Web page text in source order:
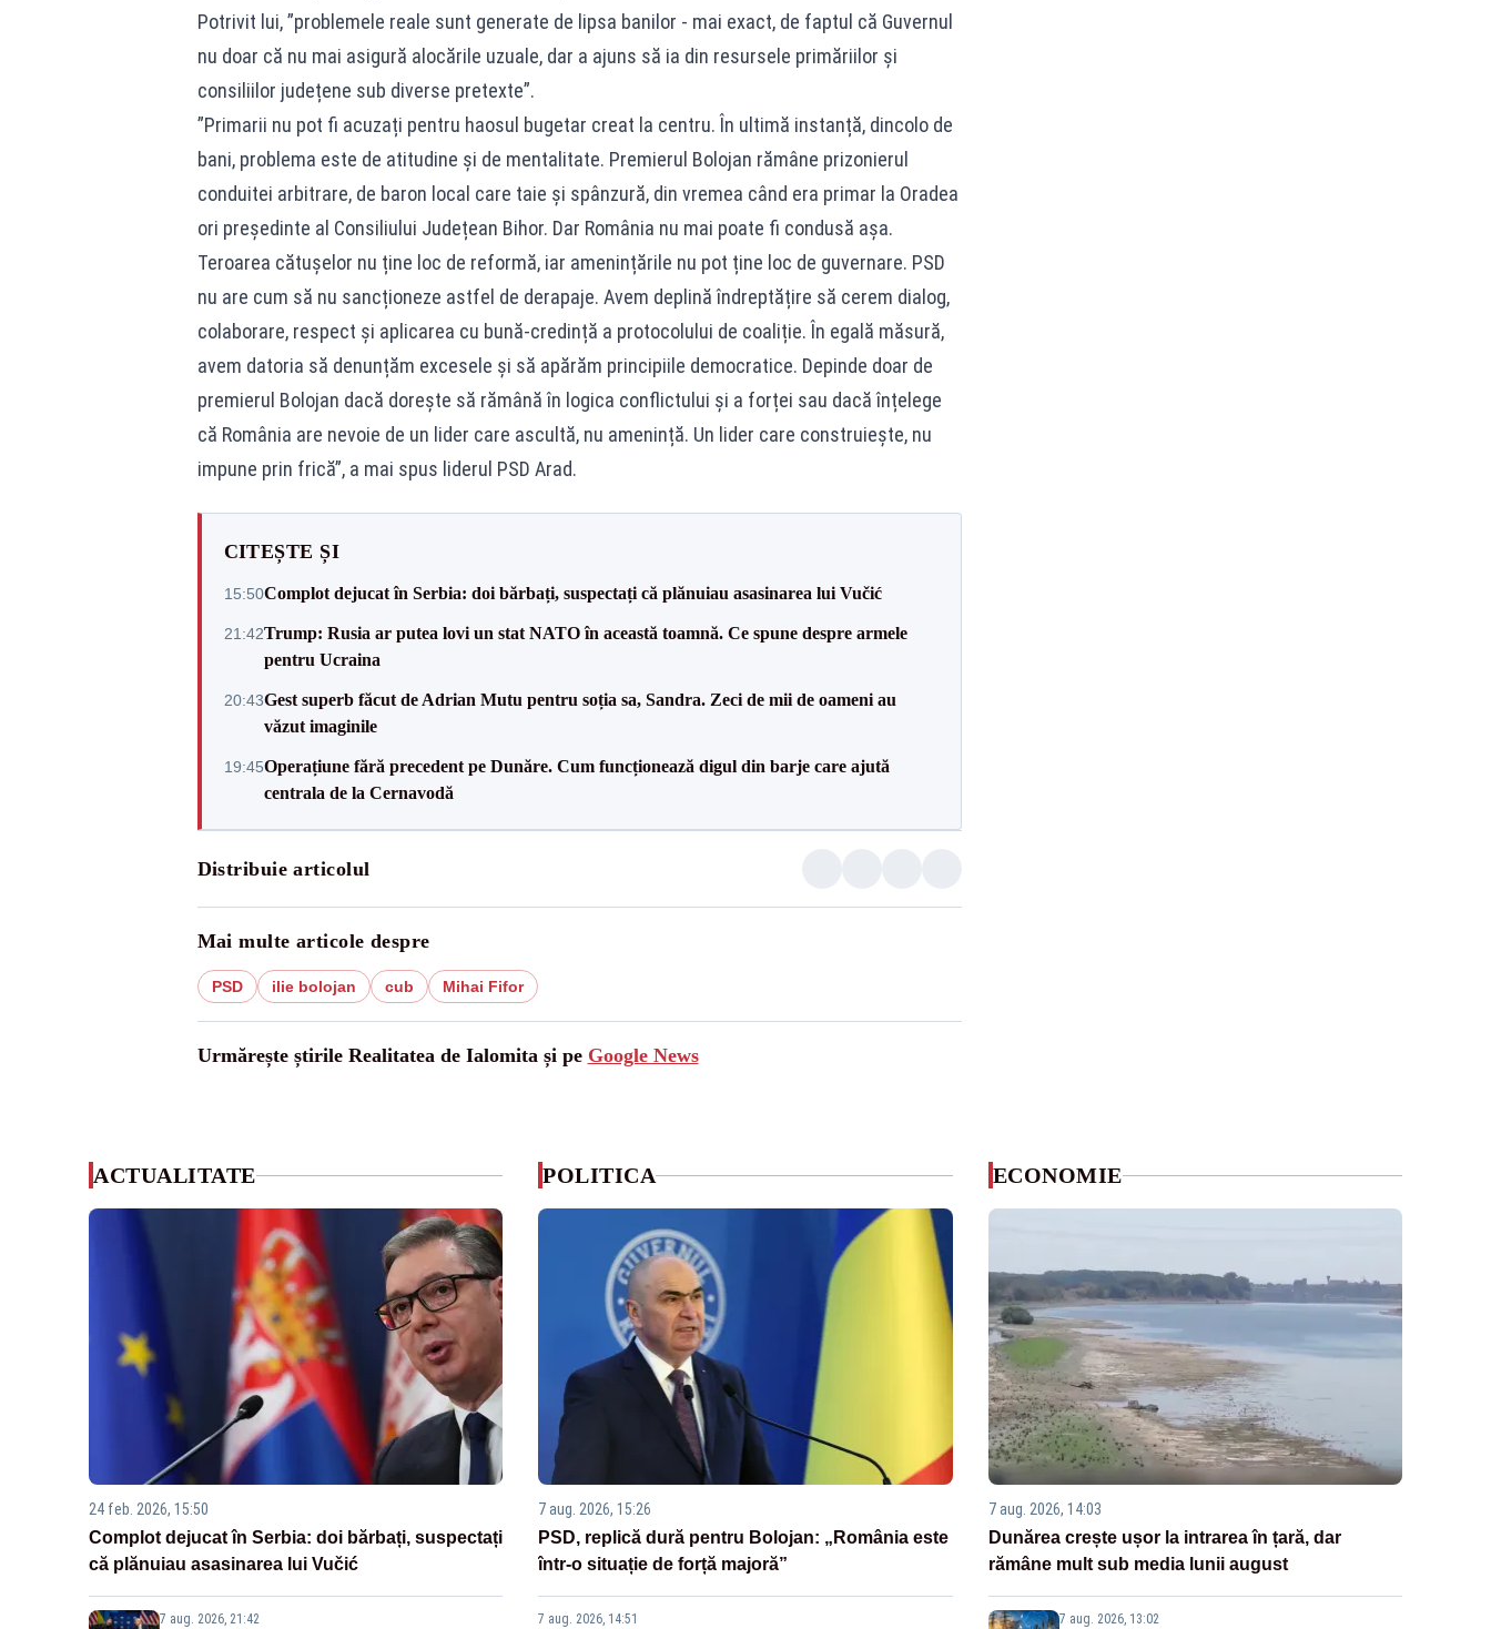
Potrivit lui, ”problemele reale sunt generate de lipsa banilor - mai exact, de faptul că Guvernul
nu doar că nu mai asigură alocările uzuale, dar a ajuns să ia din resursele primăriilor și
consiliilor județene sub diverse pretexte”.
”Primarii nu pot fi acuzați pentru haosul bugetar creat la centru. În ultimă instanță, dincolo de
bani, problema este de atitudine și de mentalitate. Premierul Bolojan rămâne prizonierul
conduitei arbitrare, de baron local care taie și spânzură, din vremea când era primar la Oradea
ori președinte al Consiliului Județean Bihor. Dar România nu mai poate fi condusă așa.
Teroarea cătușelor nu ține loc de reformă, iar amenințările nu pot ține loc de guvernare. PSD
nu are cum să nu sancționeze astfel de derapaje. Avem deplină îndreptățire să cerem dialog,
colaborare, respect și aplicarea cu bună-credință a protocolului de coaliție. În egală măsură,
avem datoria să denunțăm excesele și să apărăm principiile democratice. Depinde doar de
premierul Bolojan dacă dorește să rămână în logica conflictului și a forței sau dacă înțelege
că România are nevoie de un lider care ascultă, nu amenință. Un lider care construiește, nu
impune prin frică”, a mai spus liderul PSD Arad.
CITEȘTE ȘI
15:50Complot dejucat în Serbia: doi bărbați, suspectați că plănuiau asasinarea lui Vučić
21:42Trump: Rusia ar putea lovi un stat NATO în această toamnă. Ce spune despre armele
pentru Ucraina
20:43Gest superb făcut de Adrian Mutu pentru soția sa, Sandra. Zeci de mii de oameni au
văzut imaginile
19:45Operațiune fără precedent pe Dunăre. Cum funcționează digul din barje care ajută
centrala de la Cernavodă
Distribuie articolul
Mai multe articole despre
PSD ilie bolojan cub Mihai Fifor
Urmărește știrile Realitatea de Ialomita și pe Google News
ACTUALITATE
24 feb. 2026, 15:50
Complot dejucat în Serbia: doi bărbați, suspectați
că plănuiau asasinarea lui Vučić
7 aug. 2026, 21:42
POLITICA
7 aug. 2026, 15:26
PSD, replică dură pentru Bolojan: „România este
într-o situație de forță majoră”
7 aug. 2026, 14:51
ECONOMIE
7 aug. 2026, 14:03
Dunărea crește ușor la intrarea în țară, dar
rămâne mult sub media lunii august
7 aug. 2026, 13:02